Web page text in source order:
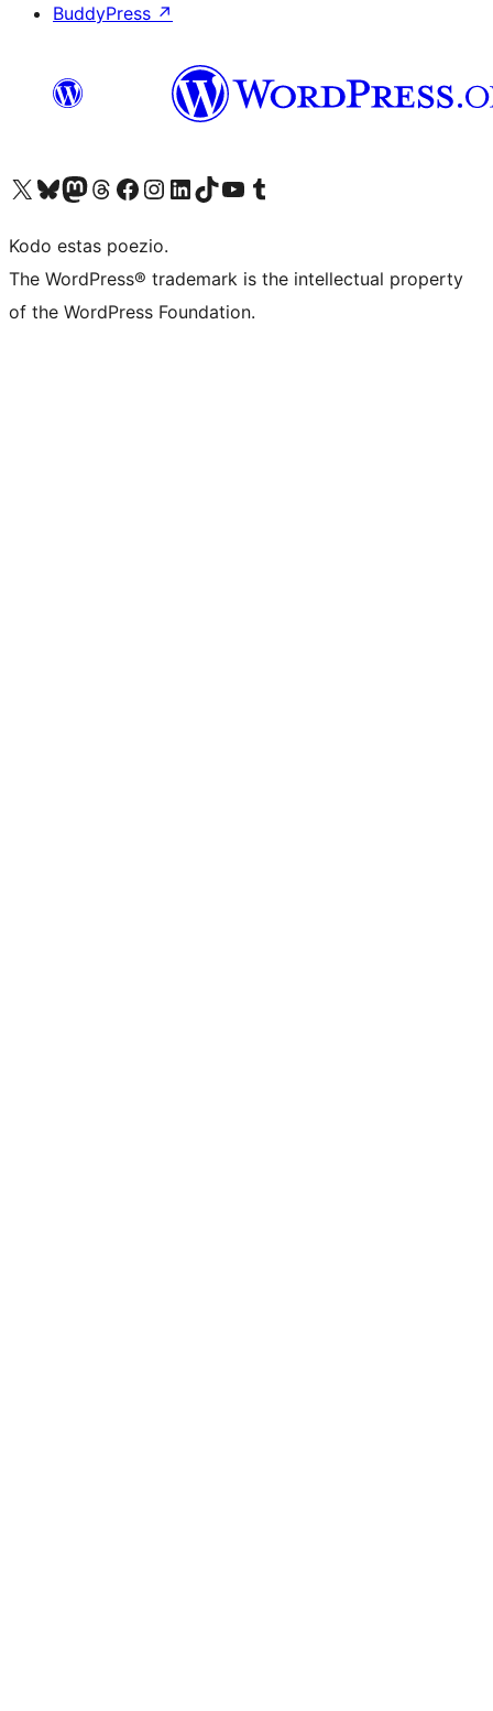
BuddyPress ↗
Visit our X (formerly Twitter) account
Visit our Bluesky account
Visit our Mastodon account
Visit our Threads account
Visit our Facebook page
Visit our Instagram account
Visit our LinkedIn account
Visit our TikTok account
Visit our YouTube channel
Visit our Tumblr account
Kodo estas poezio.
The WordPress® trademark is the intellectual property
of the WordPress Foundation.